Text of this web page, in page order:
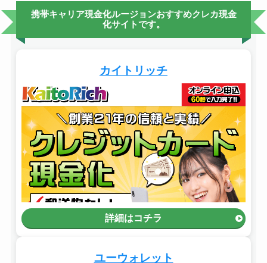
携帯キャリア現金化ルージョンおすすめクレカ現金
化サイトです。
カイトリッチ
詳細はコチラ
ユーウォレット